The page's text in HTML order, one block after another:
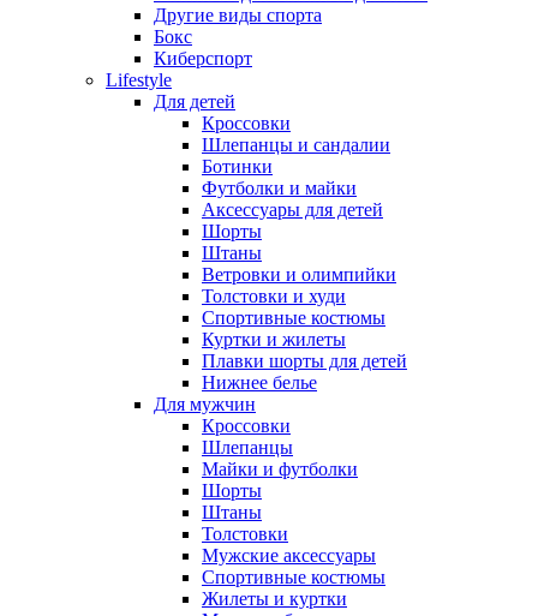
Другие виды спорта
Бокс
Киберспорт
Lifestyle
Для детей
Кроссовки
Шлепанцы и сандалии
Ботинки
Футболки и майки
Аксессуары для детей
Шорты
Штаны
Ветровки и олимпийки
Толстовки и худи
Спортивные костюмы
Куртки и жилеты
Плавки шорты для детей
Нижнее белье
Для мужчин
Кроссовки
Шлепанцы
Майки и футболки
Шорты
Штаны
Толстовки
Мужские аксессуары
Спортивные костюмы
Жилеты и куртки